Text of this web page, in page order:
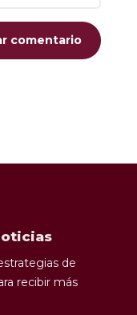
comentario
de
recibir más